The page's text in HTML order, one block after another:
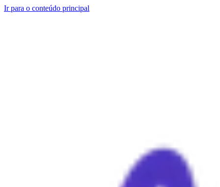
Ir para o conteúdo principal